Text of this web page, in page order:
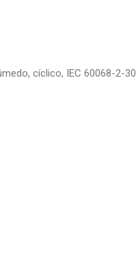
cíclico, IEC 60068-2-30